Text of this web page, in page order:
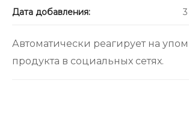
Дата добавления:
Автоматически реагирует на
продукта в социальных сетях.